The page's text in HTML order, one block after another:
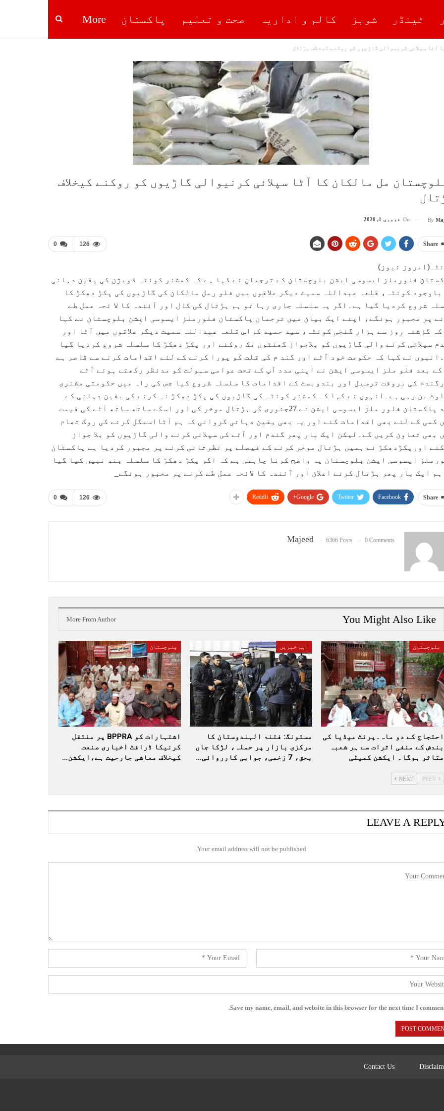
ٹینڈر شوبز کالم و اداریہ صحت و تعلیم پاکستان More
آٹا سپلائی کرنیوالی گاڑیوں کو روکنے کیخلاف ہڑتال
مل مالکان کا آٹا سپلائی کرنیوالی گاڑیوں کو روکنے کیخلاف
By
On فروری 1, 2020
0 126 Share
نیوز)
فلورملز ایسوسی ایشن بلوچستان کے ترجمان نے کہا ہے کہ کمشنر کوئٹہ ڈویژن کی یقین دہانی
باوجود کوئٹہ، قلعہ عبداللہ سمیت دیگر علاقوں میں فلو رمل مالکان کی گاڑیوں کی پکڑ دھکڑ کا
شروع کردیا گیا ہے۔اگر یہ سلسلہ جاری رہا تو ہم ہڑتال کی کال اور آئندہ کا لا ئحہ عمل طے
پر مجبور ہونگے، اپنے ایک بیان میں ترجمان پاکستان فلورملز ایسوسی ایشن بلوچستان نے کہا
کہ گزشتہ روز سے ہزار گنجی کوئٹہ، سید حمید کراس قلعہ عبداللہ سمیت دیگر علاقوں میں آٹا اور
سپلائی کرنے والی گاڑیوں کو بلاجواز گھنٹوں تک روکنے اور پکڑ دھکڑ کا سلسلہ شروع کردیا گیا
نے کہا کہ حکومت خود آٹے اور گند م کی قلت کو پورا کرنے کے لئے اقدامات کرنے سے قاصر ہے
کے بعد فلو ملز ایسوسی ایشن نے اپنی مدد آپ کے تحت عوامی سہولت کو مدنظر رکھتے ہوئے آٹے
کی بروقت ترسیل اور بندوبست کے اقدامات کا سلسلہ شروع کیا جس کی راہ میں حکومتی مشنری
بن رہی ہے۔انہوں نے کہا کہ کمشنر کوئٹہ کی گاڑیوں کی پکڑ دھکڑ نہ کرنے کی یقین دہانی کے
بعد پاکستان فلور ملز ایسوسی ایشن نے 27جنوری کی ہڑتال موخر کی اور اسکے ساتھ ساتھ آٹے کی قیمت
کمی کے لئے بھی اقدامات کئے اور یہ بھی یقین دہانی کروائی کہ ہم آٹااسمگل کرنے کی روک تھام
بھی تعاون کریں گے۔لیکن ایک بار پھر گندم اور آٹے کی سپلائی کرنے والی گاڑیوں کو بلا جواز
اورپکڑدھکڑ نے ہمیں ہڑتال موخر کرنے کے فیصلے پر نظرثانی کرنے پر مجبور کردیا ہے پاکستان
ایسوسی ایشن بلوچستان یہ واضح کرنا چاہتی ہے کہ اگر پکڑ دھکڑ کا سلسلہ بند نہیں کیا گیا
ایک بار پھر ہڑتال کرنے اعلان اور آئندہ کا لائحہ عمل طے کرنے پر مجبور ہونگے_
0 126 Share
Facebook
Twitter
Google+
ReddIt
Majeed 6366 Posts 0 Comments
You Might Also Like
More From Author
بلوچستان
احتجاج کے دو ماہ۔پرنٹ میڈیا کی
بندش کے منفی اثرات سے ہر شعبہ
متاثر ہوگا۔ ایکشن کمیٹی
اہم خبریں
مستونگ: فتنۃ الہندوستان کا
مرکزی بازار پر حملہ، لڑکا جاں
بحق، 7 زخمی، جوابی کارروائی…
بلوچستان
اشتہارات کو BPPRA پر منتقل
کرنیکا ڈرافٹ اخباری صنعت
کیخلاف معاشی جارحیت ہے،ایکشن…
NEXT
LEAVE A
Your email address will not be published.
Save my name, email, and website in this browser for the next time I
Contact Us